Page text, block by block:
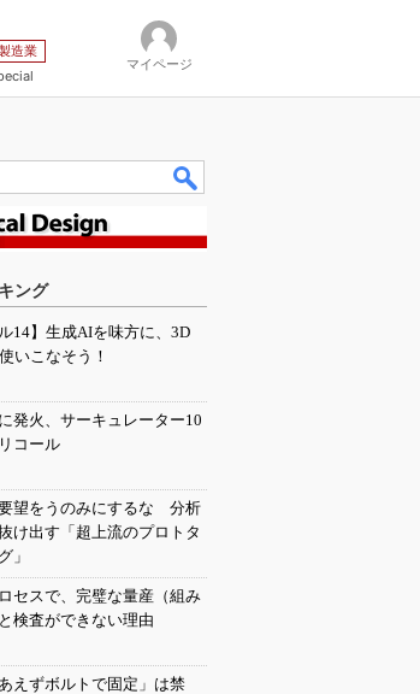
造業
マイページ
ング
ル14】生成AIを味方に、3D
いこなそう！
発火、サーキュレーター10
コール
望をうのみにするな 分析
け出す「超上流のプロトタ
」
セスで、完璧な量産（組み
検査ができない理由
あえずボルトで固定」は禁